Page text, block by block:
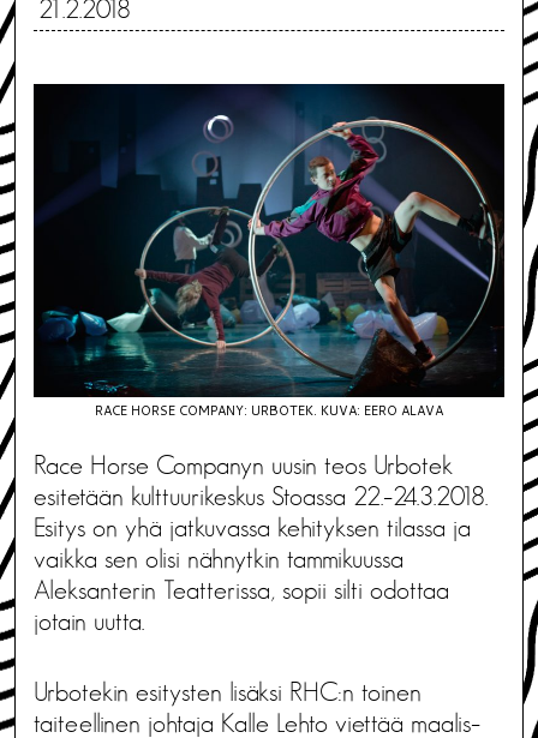
21.2.2018
RACE HORSE COMPANY: URBOTEK. KUVA: EERO ALAVA
Race Horse Companyn uusin teos Urbotek
esitetään kulttuurikeskus Stoassa 22.–24.3.2018.
Esitys on yhä jatkuvassa kehityksen tilassa ja
vaikka sen olisi nähnytkin tammikuussa
Aleksanterin Teatterissa, sopii silti odottaa
jotain uutta.
Urbotekin esitysten lisäksi RHC:n toinen
taiteellinen johtaja Kalle Lehto viettää maalis–